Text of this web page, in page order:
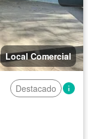
Local Comercial
Destacado